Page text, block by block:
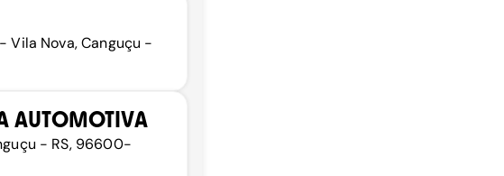
Vila Nova, Canguçu -
AUTOMOTIVA
- RS, 96600-